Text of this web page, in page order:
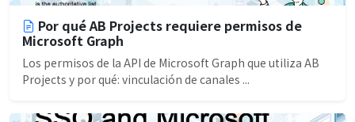
Por qué AB Projects requiere permisos de
Microsoft Graph
Los permisos de la API de Microsoft Graph que utiliza AB
Projects y por qué: vinculación de canales ...